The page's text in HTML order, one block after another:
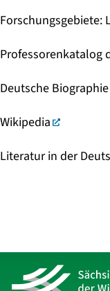
Forschungsgebiete:
Professorenkatalog
Deutsche Biographie
Wikipedia
Literatur in der